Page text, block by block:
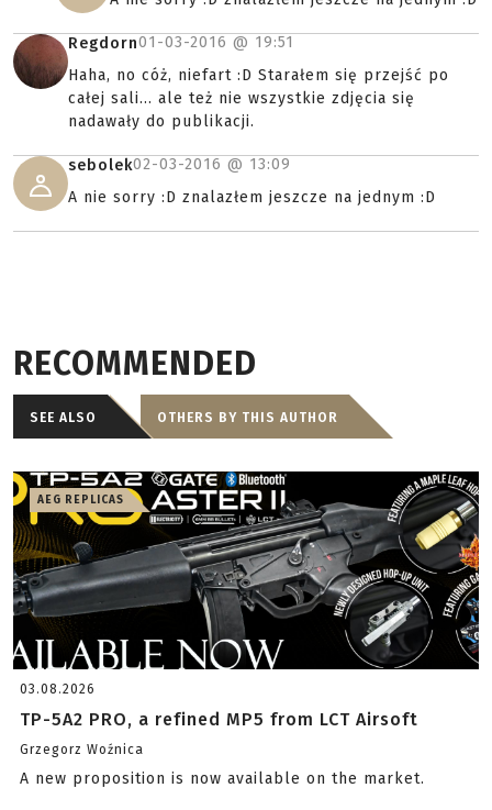
Regdorn01-03-2016 @ 19:51
Haha, no cóż, niefart :D Starałem się przejść po
całej sali... ale też nie wszystkie zdjęcia się
nadawały do publikacji.
sebolek02-03-2016 @ 13:09
A nie sorry :D znalazłem jeszcze na jednym :D
RECOMMENDED
SEE ALSO OTHERS BY THIS AUTHOR
AEG REPLICAS
03.08.2026
TP-5A2 PRO, a refined MP5 from LCT Airsoft
Grzegorz Woźnica
A new proposition is now available on the market.